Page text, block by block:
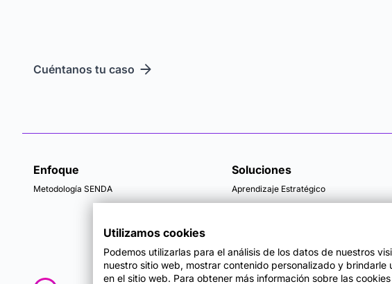
Cuéntanos tu caso
Enfoque
Metodología SENDA
Soluciones
Aprendizaje Estratégico
Utilizamos cookies
Podemos utilizarlas para el análisis de los datos de nuestros
nuestro sitio web, mostrar contenido personalizado y brindarle
en el sitio web. Para obtener más información sobre las